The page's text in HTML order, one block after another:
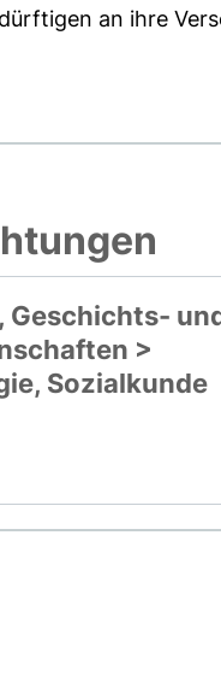
an ihre
Geschichts-
>
Sozialkunde